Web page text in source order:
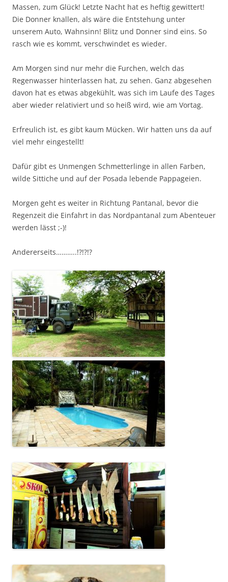
Massen, zum Glück! Letzte Nacht hat es heftig gewittert!
Die Donner knallen, als wäre die Entstehung unter
unserem Auto, Wahnsinn! Blitz und Donner sind eins. So
rasch wie es kommt, verschwindet es wieder.
Am Morgen sind nur mehr die Furchen, welch das
Regenwasser hinterlassen hat, zu sehen. Ganz abgesehen
davon hat es etwas abgekühlt, was sich im Laufe des Tages
aber wieder relativiert und so heiß wird, wie am Vortag.
Erfreulich ist, es gibt kaum Mücken. Wir hatten uns da auf
viel mehr eingestellt!
Dafür gibt es Unmengen Schmetterlinge in allen Farben,
wilde Sittiche und auf der Posada lebende Pappageien.
Morgen geht es weiter in Richtung Pantanal, bevor die
Regenzeit die Einfahrt in das Nordpantanal zum Abenteuer
werden lässt ;-)!
Andererseits………..!?!?!?